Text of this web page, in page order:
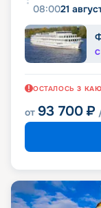
08:0021
ОСТАЛОСЬ 3
от 93 700 ₽